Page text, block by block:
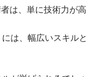
は、単に技術力が高
は、幅広いスキルと